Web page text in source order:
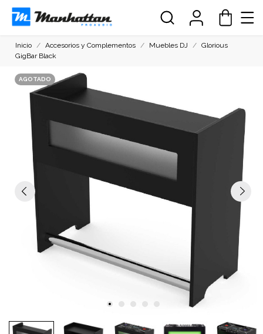
Inicio Accesorios y Complementos Muebles DJ
Glorious
GigBar Black
AGOTADO